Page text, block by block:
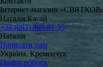
Інтернет-магазин
Наталія Касай
+38 (093) 469-81-55
Наталія
Написати нам
Україна, Кременчук
Графік роботи